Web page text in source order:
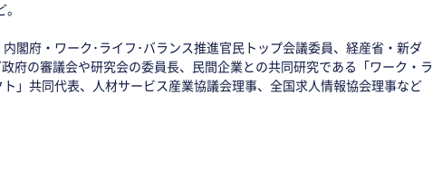
閣府・ワーク･ライフ･バランス推進官民トップ会議委員、経産省・新ダ
府の審議会や研究会の委員長、民間企業との共同研究である「ワーク・ラ
」共同代表、人材サービス産業協議会理事、全国求人情報協会理事など